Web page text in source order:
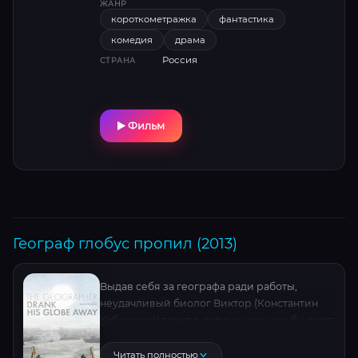
ЖАНР
короткометражка
фантастика
комедия
драма
СТРАНА Россия
Фильм
Географ глобус пропил (2013)
Выдав себя за географа ради работы,
неудачливый биолог Виктор (Константин
(Александр Робак) предает. Единственное
Читать полностью